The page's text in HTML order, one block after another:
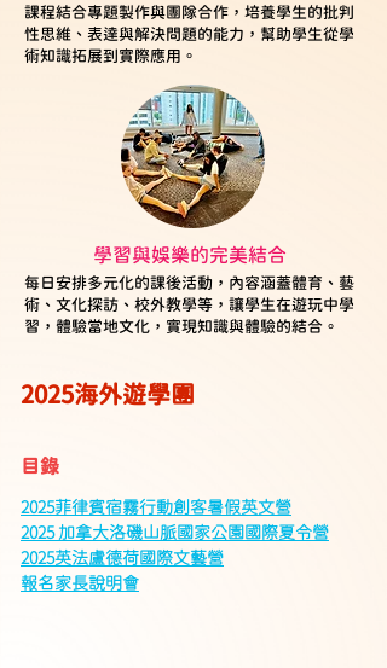
課程結合專題製作與團隊合作，培養學生的批判
性思維、表達與解決問題的能力，幫助學生從學
術知識拓展到實際應用。
學習與娛樂的完美結合
每日安排多元化的課後活動，內容涵蓋體育、藝
術、文化探訪、校外教學等，讓學生在遊玩中學
習，體驗當地文化，實現知識與體驗的結合。
2025海外遊學團
目錄
2025菲律賓宿霧行動創客暑假英文營
2025 加拿大洛磯山脈國家公園國際夏令營
2025英法盧德荷國際文藝營
報名家長說明會